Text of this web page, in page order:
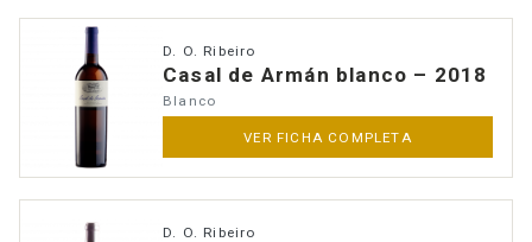
D. O. Ribeiro
Casal de Armán blanco – 2018
Blanco
VER FICHA COMPLETA
D. O. Ribeiro